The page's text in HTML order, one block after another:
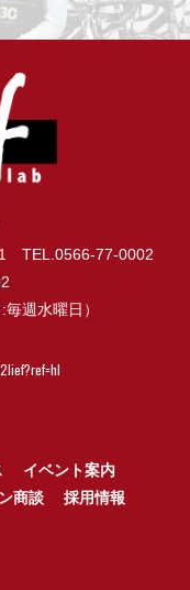
1 TEL.0566-77-0002
週水曜日）
イベント案内
商談
採用情報